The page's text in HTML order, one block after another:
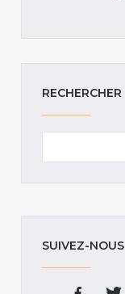
RECHERCHER
SUIVEZ-NOUS